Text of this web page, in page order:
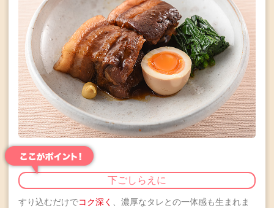
下ごしらえに
すり込むだけでコク深く 、濃厚なタレとの一体感も生まれま